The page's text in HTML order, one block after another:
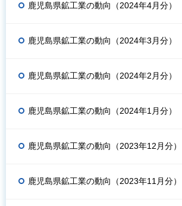
鹿児島県鉱工業の動向（2024年4月分）
鹿児島県鉱工業の動向（2024年3月分）
鹿児島県鉱工業の動向（2024年2月分）
鹿児島県鉱工業の動向（2024年1月分）
鹿児島県鉱工業の動向（2023年12月分）
鹿児島県鉱工業の動向（2023年11月分）